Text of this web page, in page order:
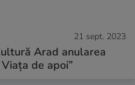
21 sept. 2023
Arad anularea
de apoi”